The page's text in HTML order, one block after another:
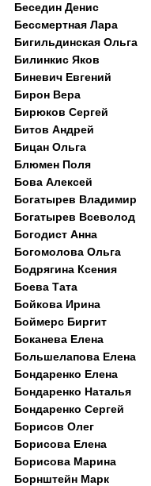
Беседин Денис
Бессмертная Лара
Бигильдинская Ольга
Билинкис Яков
Биневич Евгений
Бирон Вера
Бирюков Сергей
Битов Андрей
Бицан Ольга
Блюмен Поля
Бова Алексей
Богатырев Владимир
Богатырев Всеволод
Богодист Анна
Богомолова Ольга
Бодрягина Ксения
Боева Тата
Бойкова Ирина
Боймерс Биргит
Боканева Елена
Большелапова Елена
Бондаренко Елена
Бондаренко Наталья
Бондаренко Сергей
Борисов Олег
Борисова Елена
Борисова Марина
Борнштейн Марк